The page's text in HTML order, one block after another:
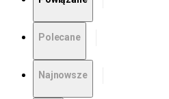
Polecane
Najnowsze